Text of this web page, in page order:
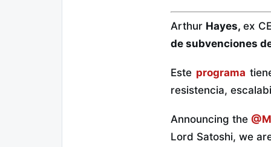
Arthur Hayes, ex
de subvenciones
Este programa
resistencia,
Announcing the
Lord Satoshi, we